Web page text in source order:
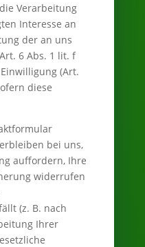
Verarbeitung
Interesse an
der an uns
6 Abs. 1 lit. f
(Art.
diese
bei uns,
auffordern, Ihre
widerrufen
(z. B. nach
Ihrer